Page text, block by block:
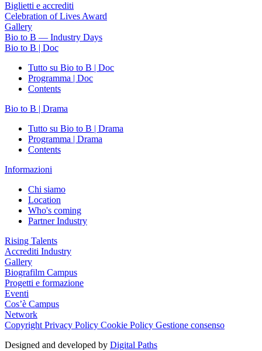
Biglietti e accrediti
Celebration of Lives Award
Gallery
Bio to B — Industry Days
Bio to B | Doc
Tutto su Bio to B | Doc
Programma | Doc
Contents
Bio to B | Drama
Tutto su Bio to B | Drama
Programma | Drama
Contents
Informazioni
Chi siamo
Location
Who's coming
Partner Industry
Rising Talents
Accrediti Industry
Gallery
Biografilm Campus
Progetti e formazione
Eventi
Cos’è Campus
Network
Copyright Privacy Policy Cookie Policy Gestione consenso
Designed and developed by Digital Paths